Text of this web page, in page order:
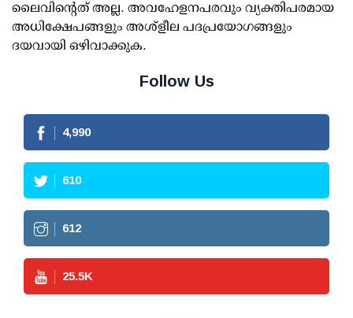
ലൈവിന്റെത് അല്ല. അവഹേളനപരവും വ്യക്തിപരമായ
അധിക്ഷേപങ്ങളും അശ്‌ളീല പദപ്രയോഗങ്ങളും
ദയവായി ഒഴിവാക്കുക.
Follow Us
4,990
610
612
25.5K